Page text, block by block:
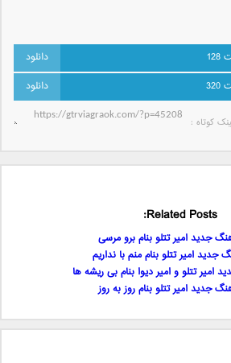
کوتاه‌ :
Related Posts:
جدید امیر تتلو بنام برو مرسی
جدید امیر تتلو بنام منم با نداریم
امیر تتلو و امیر دیوا بنام بی ریشه ها
جدید امیر تتلو بنام روز به روز